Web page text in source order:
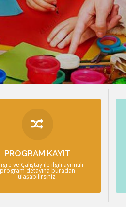
PROGRAM KAYIT
ve Çalıştay ile ilgili ayrıntılı
program detayına buradan
ulaşabilirsiniz.
ulaşabilirsiniz.
DETAYLI BİLGİ